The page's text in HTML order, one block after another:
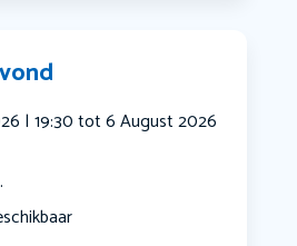
| 19:30 tot 6 August 2026